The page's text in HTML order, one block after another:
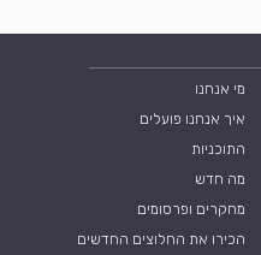
מי אנחנו
איך אנחנו פועלים
התוכניות
מה חדש
מחקרים ופרסומים
הכירו את החלוצים החדשים